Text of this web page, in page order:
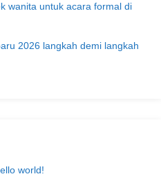
wanita untuk acara formal di
2026 langkah demi langkah
world!